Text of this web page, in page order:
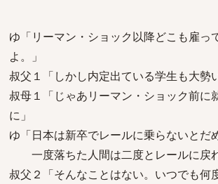
ゆ「リーマン・ショック以降どこも雇っ
よ。」
叔父１「しかし内定出ている学生も大勢
叔母１「じゃあリーマン・ショック前に
に」
ゆ「日本は新卒でレールに乗らないとだ
一度落ちた人間は二度とレールに戻れ
叔父２「そんなことはない。いつでも何